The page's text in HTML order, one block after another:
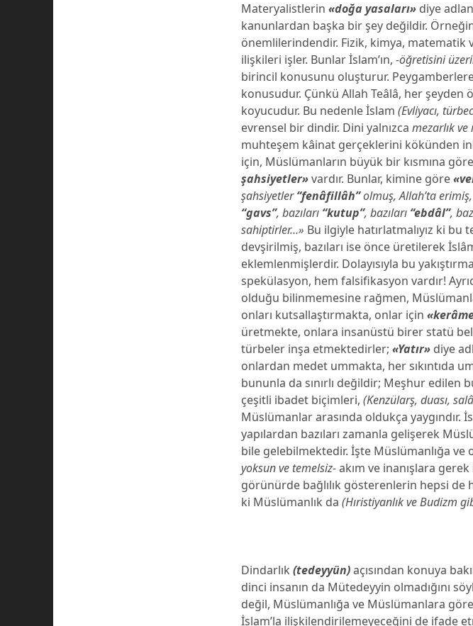
Materyalistlerin«doğa yasaları» diye
kanunlardan başka bir şey değildir.
önemlilerindendir. Fizik, kimya, matematik
ilişkileri işler. Bunlar İslam’ın,-öğretisini
birincil konusunu oluşturur.
konusudur. Çünkü Allah Teâlâ, her şeyden
koyucudur. Bu nedenle İslam(Evliyacı,
evrensel bir dindir. Dini yalnızcamezarlık
muhteşem kâinat gerçeklerini kökünden
için, Müslümanların büyük bir kısmına
şahsiyetler»vardır. Bunlar, kimine göre
şahsiyetler“fenâfillâh”olmuş, Allah’ta
“gavs”, bazıları “kutup”, bazıları “ebdâl”,
sahiptirler…» Bu ilgiyle hatırlatmalıyız ki bu
devşirilmiş, bazıları ise önce üretilerek
eklemlenmişlerdir. Dolayısıyla bu
spekülasyon, hem falsifikasyon vardır!
olduğu bilinmemesine rağmen,
onları kutsallaştırmakta, onlar için
üretmekte, onlara insanüstü birer statü
türbeler inşa etmektedirler;«Yatır» diye
onlardan medet ummakta, her sıkıntıda
bununla da sınırlı değildir; Meşhur edilen
çeşitli ibadet biçimleri,(Kenzülarş, duası,
Müslümanlar arasında oldukça
yapılardan bazıları zamanla gelişerek
bile gelebilmektedir. İşte Müslümanlığa ve
yoksun ve temelsiz-akım ve inanışlara
görünürde bağlılık gösterenlerin hepsi
ki Müslümanlık da(Hıristiyanlık ve Budizm
Dindarlık(tedeyyün)açısından konuya
dinci insanın da Mütedeyyin olmadığını
değil, Müslümanlığa ve Müslümanlara
İslam’la ilişkilendirilemeyeceğini de ifade